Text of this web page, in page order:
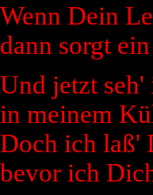
Wenn Dein
dann sorgt
Und jetzt
in meinem
Doch ich laß'
bevor ich